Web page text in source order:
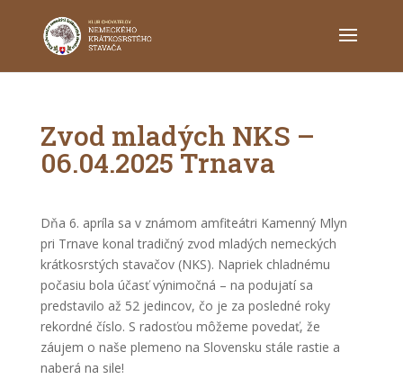
Zvod mladých NKS –
06.04.2025 Trnava
Dňa 6. apríla sa v známom amfiteátri Kamenný Mlyn
pri Trnave konal tradičný zvod mladých nemeckých
krátkosrstých stavačov (NKS). Napriek chladnému
počasiu bola účasť výnimočná – na podujatí sa
predstavilo až 52 jedincov, čo je za posledné roky
rekordné číslo. S radosťou môžeme povedať, že
záujem o naše plemeno na Slovensku stále rastie a
naberá na sile!